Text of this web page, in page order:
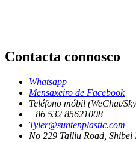
Contacta connosco
Whatsapp
Mensaxeiro de Facebook
Teléfono móbil (WeChat/
+86 532 85621008
Tyler@suntenplastic.com
No 229 Tailiu Road,